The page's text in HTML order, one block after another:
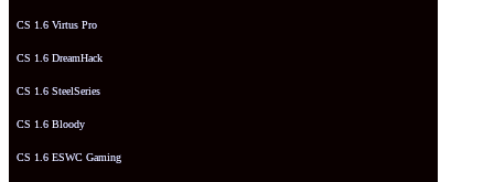
CS 1.6 Virtus Pro
CS 1.6 DreamHack
CS 1.6 SteelSeries
CS 1.6 Bloody
CS 1.6 ESWC Gaming